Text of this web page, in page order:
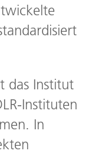
das Institut
Instituten
In